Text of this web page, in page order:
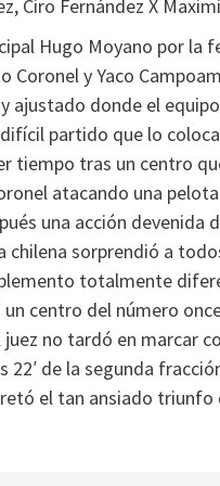
Ciro Fernández X
Hugo Moyano por la
Coronel y Yaco
ajustado donde el
partido que lo
tiempo tras un centro
atacando una
una acción
chilena sorprendió a
totalmente
centro del número
juez no tardó en marcar
22′ de la segunda
el tan ansiado triunfo